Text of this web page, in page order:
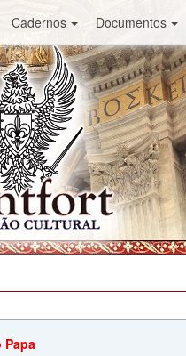
Cadernos Documentos
Papa